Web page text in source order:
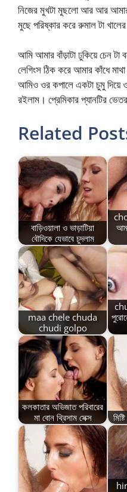
নিজের মুখটা মুছলো আর আর আমার
মুছে পরিষ্কার করে রুমাল টা
আমি আমার বাঁড়াটা ঢুকিয়ে চেন
লেগিংস ঠিক করে আমার কাঁধে
আমিও ওর কপালে একটা চুমু দিয়ে
রইলাম। প্রেমিকার প্যানটির
Related
বাড়িওয়ালা ও ভাড়াটিয়া
বৌদিকে যেভাবে চুদলাম
maa chele chuda
chudi golpo
কলকাতার অভিজাত পরিবারের
মা বোন থ্রিসাম সেক্স